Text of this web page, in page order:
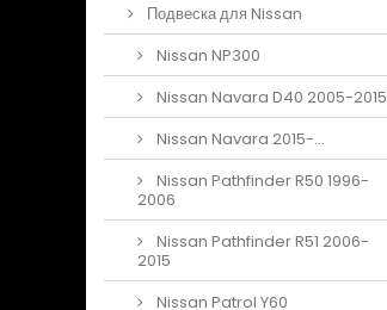
Подвеска для Nissan
Nissan NP300
Nissan Navara D40 2005-2015
Nissan Navara 2015-...
Nissan Pathfinder R50 1996-
2006
Nissan Pathfinder R51 2006-
2015
Nissan Patrol Y60